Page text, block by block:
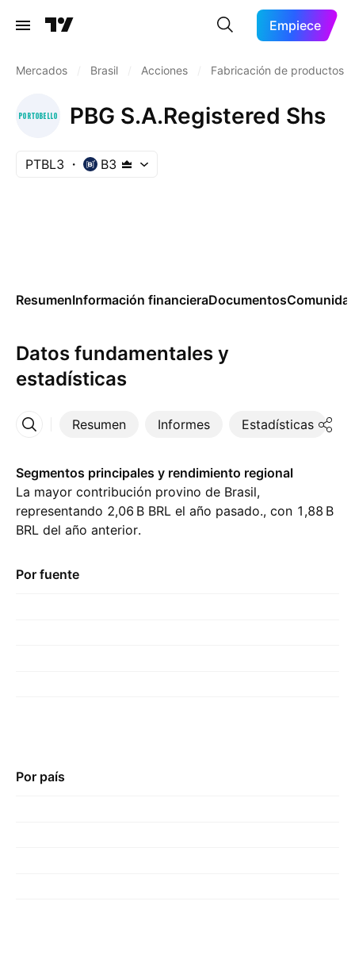
Empiece
Mercados Brasil Acciones Fabricación de productos
PBG S.A.Registered Shs
PTBL3 B3
ResumenInformación financieraDocumentos
Datos fundamentales y
estadísticas
Resumen Informes Estadísticas
Más
Segmentos principales y rendimiento regional
La mayor contribución provino de Brasil,
representando ‪2,06 B‬ BRL el año pasado., con ‪1,88 B‬
BRL del año anterior.
Por fuente
Por país